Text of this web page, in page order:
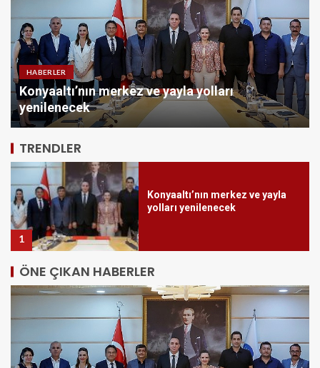
SPOR
QNB Türkiye Ana Sponsorluğunda Türkiye’nin
İlk Padel Türkiye Şampiyonası Başlıyor
TRENDLER
5
Canik’te Yatırımlar Hız
Kesmiyor: 20 Bin Hane Fiber
İnternete Kavuşuyor
1
Konyaaltı’nın merkez ve yayla
QNB Türkiye Ana
3
Avrupa Bisiklet Başkenti
Konya’da Bisiklet Festivali
Heyecanı Başladı
ÖNE ÇIKAN HABERLER